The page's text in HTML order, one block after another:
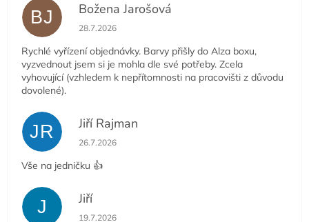
BJ Božena Jarošová
Hodnocení obchodu je 5 z 5 hvězdiček.
28.7.2026
Rychlé vyřízení objednávky. Barvy přišly do Alza boxu,
vyzvednout jsem si je mohla dle své potřeby. Zcela
vyhovující (vzhledem k nepřítomnosti na pracovišti z důvodu
dovolené).
JR Jiří Rajman
Hodnocení obchodu je 5 z 5 hvězdiček.
26.7.2026
Vše na jedničku 👍
J Jiří
Hodnocení obchodu je 5 z 5 hvězdiček.
19.7.2026